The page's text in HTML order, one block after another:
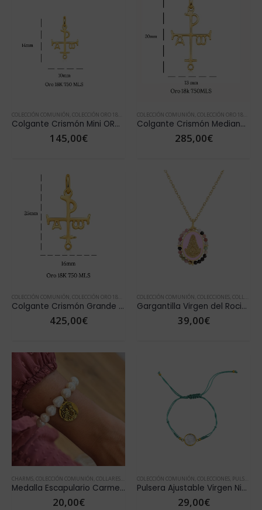
COLECCIÓN COMUNIÓN COLECCIÓN ORO 18K COLLARES,COLLARES ORO,CRISMÓN,CRISMÓN ORO
Colgante Crismón Mini ORO 18K
145,00€
COLECCIÓN COMUNIÓN COLECCIÓN ORO 18K
Colgante Crismón Mediano ORO 18K
285,00€
COLECCIÓN COMUNIÓN COLECCIÓN ORO 18K COLLARES,COLLARES ORO,CRISMÓN,CRISMÓN ORO
Colgante Crismón Grande ORO 18K
425,00€
COLECCIÓN COMUNIÓN COLECCIONES COLLARES
Gargantilla Virgen del Rocio Turmalina
39,00€
CHARMS COLECCIÓN COMUNIÓN COLLARES NOVEDADES,VER TODOS COLLARES
Medalla Escapulario Carmen Acero
20,00€
COLECCIÓN COMUNIÓN COLECCIONES PULSERAS
Pulsera Ajustable Virgen Niña Azul
29,00€